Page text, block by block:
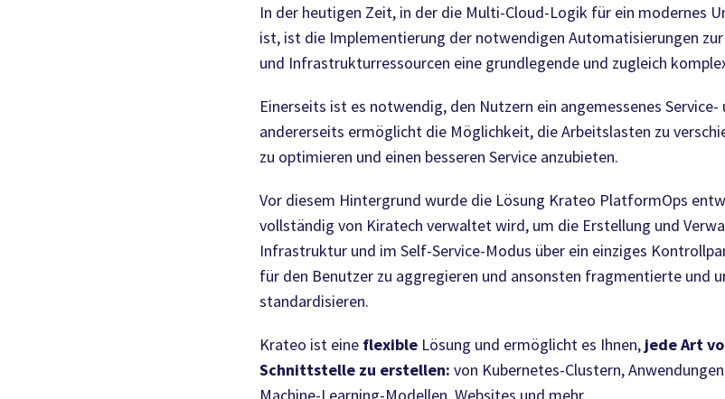
In der heutigen Zeit, in der die Multi-Cloud-Logik für ein modernes
ist, ist die Implementierung der notwendigen Automatisierungen
und Infrastrukturressourcen eine grundlegende und zugleich
Einerseits ist es notwendig, den Nutzern ein angemessenes
andererseits ermöglicht die Möglichkeit, die Arbeitslasten zu
zu optimieren und einen besseren Service anzubieten.
Vor diesem Hintergrund wurde die Lösung Krateo PlatformOps
vollständig von Kiratech verwaltet wird, um die Erstellung und
Infrastruktur und im Self-Service-Modus über ein einziges
für den Benutzer zu aggregieren und ansonsten fragmentierte und
standardisieren.
Krateo ist eine flexible Lösung und ermöglicht es Ihnen, jede Art
Schnittstelle zu erstellen: von Kubernetes-Clustern,
Machine-Learning-Modellen, Websites und mehr.